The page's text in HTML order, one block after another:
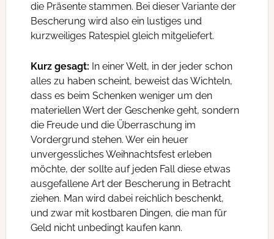
die Präsente stammen. Bei dieser Variante der
Bescherung wird also ein lustiges und
kurzweiliges Ratespiel gleich mitgeliefert.
Kurz gesagt: In einer Welt, in der jeder schon
alles zu haben scheint, beweist das Wichteln,
dass es beim Schenken weniger um den
materiellen Wert der Geschenke geht, sondern
die Freude und die Überraschung im
Vordergrund stehen. Wer ein heuer
unvergessliches Weihnachtsfest erleben
möchte, der sollte auf jeden Fall diese etwas
ausgefallene Art der Bescherung in Betracht
ziehen. Man wird dabei reichlich beschenkt,
und zwar mit kostbaren Dingen, die man für
Geld nicht unbedingt kaufen kann.